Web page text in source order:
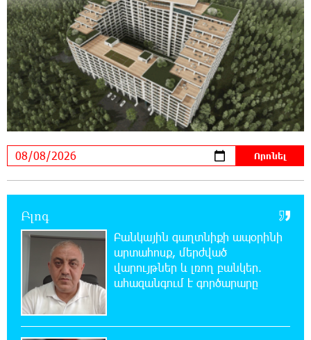
Իտալական Սիցիլիա կղզում ժայթքել է
Էտնա հրաբուխը
22:59:55 7-08-2026
Պայթյուն՝ Իրանում․ հաղորդվում է զոհերի
ու վիրավորների մասին
22:40:18 7-08-2026
«Ռեալը» հայտարարել է Դիոմանդեի
22:21:15 7-08-2026
Վանաձորում բшխվել են «Jeep Cherokee»-ն և
22:03:58 7-08-2026
Մասկը մերժել է Կիևի խնդրանքը՝
օգտագործել Starlink-ը Ռուսաստանի դեմ
հարվшծները կառավարելու համար
Բլոգ
Բանկային գաղտնիքի ապօրինի
արտահոսք, մերժված
վարույթներ և լռող բանկեր.
ահազանգում է գործարարը